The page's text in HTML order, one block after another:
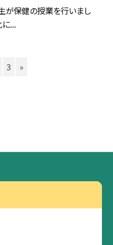
が保健の授業を行いまし
...
3 »